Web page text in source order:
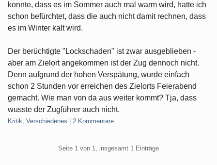
konnte, dass es im Sommer auch mal warm wird, hatte ich
schon befürchtet, dass die auch nicht damit rechnen, dass
es im Winter kalt wird.
Der berüchtigte "Lockschaden" ist zwar ausgeblieben -
aber am Zielort angekommen ist der Zug dennoch nicht.
Denn aufgrund der hohen Verspätung, wurde einfach
schon 2 Stunden vor erreichen des Zielorts Feierabend
gemacht. Wie man von da aus weiter kommt? Tja, dass
wusste der Zugführer auch nicht.
Kategorien:
Kritik, Verschiedenes 2 Kommentare
Seite 1 von 1, insgesamt 1 Einträge